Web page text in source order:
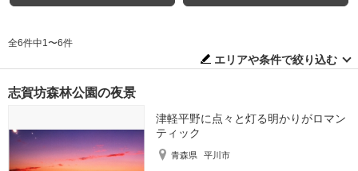
全6件中1〜6件
エリアや条件で絞り込む
志賀坊森林公園の夜景
津軽平野に点々と灯る明かりがロマン
ティック
青森県 平川市